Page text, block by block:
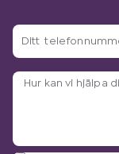
Ditt
Arbetsbeskrivning?